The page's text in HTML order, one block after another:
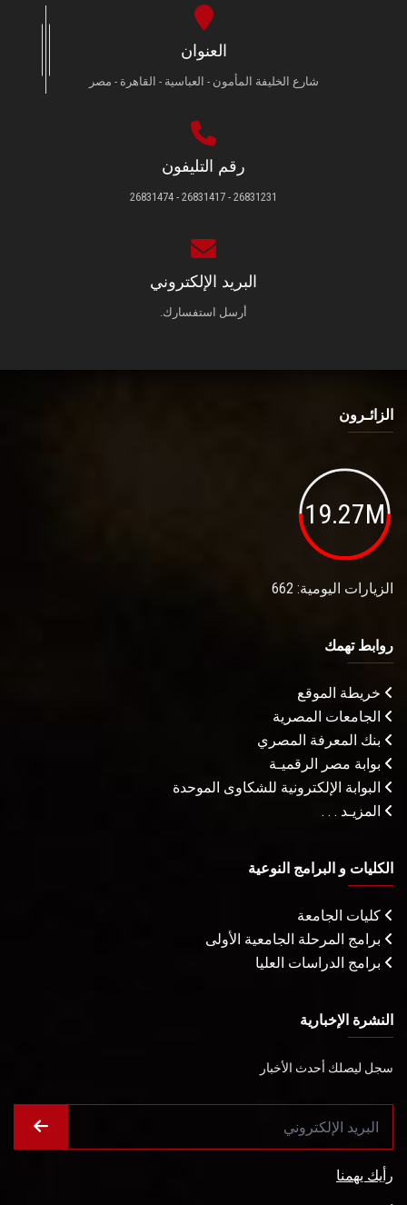
العنوان
شارع الخليفة المأمون - العباسية - القاهرة - مصر
رقم التليفون
26831231 - 26831417 - 26831474
البريد الإلكتروني
أرسل استفسارك.
الزائـرون
19.27M
الزيارات اليومية: 662
روابط تهمك
خريطة الموقع
الجامعات المصرية
بنك المعرفة المصري
بوابة مصر الرقميـة
البوابة الإلكترونية للشكاوى الموحدة
المزيـد . . .
الكليات و البرامج النوعية
كليات الجامعة
برامج المرحلة الجامعية الأولى
برامج الدراسات العليا
النشرة الإخبارية
سجل ليصلك أحدث الأخبار
رأيك يهمنا